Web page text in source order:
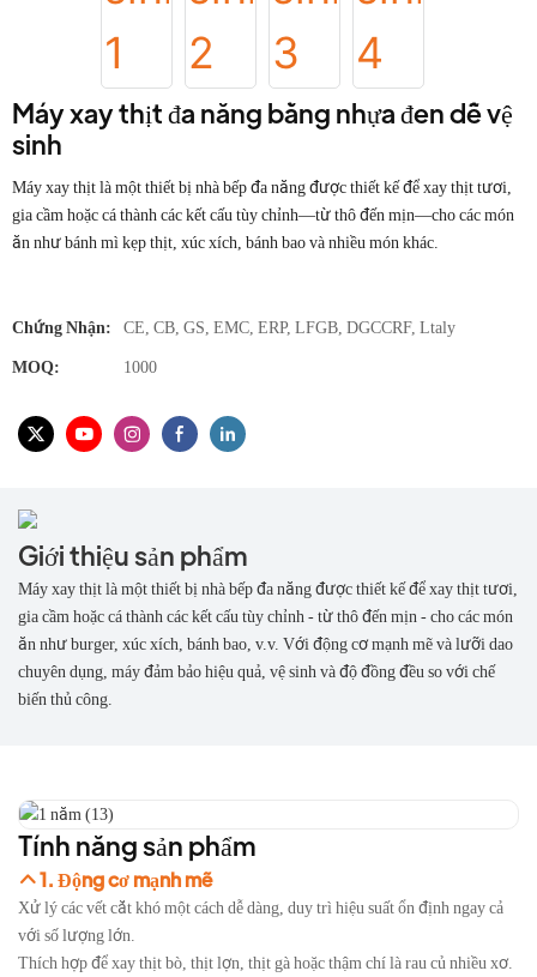
Máy xay thịt đa năng bằng nhựa đen dễ vệ
sinh
Máy xay thịt là một thiết bị nhà bếp đa năng được thiết kế để xay thịt tươi,
gia cầm hoặc cá thành các kết cấu tùy chỉnh—từ thô đến mịn—cho các món
ăn như bánh mì kẹp thịt, xúc xích, bánh bao và nhiều món khác.
Chứng Nhận: CE, CB, GS, EMC, ERP, LFGB, DGCCRF, Ltaly
MOQ: 1000
Giới thiệu sản phẩm
Máy xay thịt là một thiết bị nhà bếp đa năng được thiết kế để xay thịt tươi,
gia cầm hoặc cá thành các kết cấu tùy chỉnh - từ thô đến mịn - cho các món
ăn như burger, xúc xích, bánh bao, v.v. Với động cơ mạnh mẽ và lưỡi dao
chuyên dụng, máy đảm bảo hiệu quả, vệ sinh và độ đồng đều so với chế
biến thủ công.
Tính năng sản phẩm
1. Động cơ mạnh mẽ
Xử lý các vết cắt khó một cách dễ dàng, duy trì hiệu suất ổn định ngay cả
với số lượng lớn.
Thích hợp để xay thịt bò, thịt lợn, thịt gà hoặc thậm chí là rau củ nhiều xơ.